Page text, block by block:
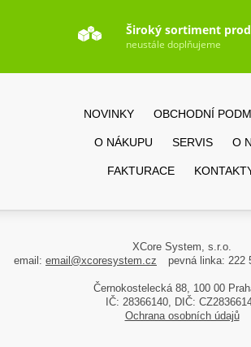
Široký sortiment
neustále doplňujeme
NOVINKY OBCHODNÍ
O NÁKUPU SERVIS O
FAKTURACE
XCore System, s.r.o.
email: email@xcoresystem.cz pevná linka: 222
Černokostelecká 88, 100 00
IČ: 28366140, DIČ:
Ochrana osobních údajů